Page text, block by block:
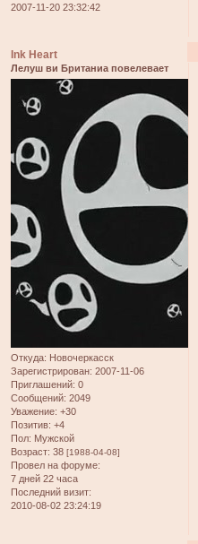
2007-11-20 23:32:42
Ink Heart
Лелуш ви Британиа повелевает
Откуда: Новочеркасск
Зарегистрирован: 2007-11-06
Приглашений: 0
Сообщений: 2049
Уважение: +30
Позитив: +4
Пол: Мужской
Возраст: 38 [1988-04-08]
Провел на форуме:
7 дней 22 часа
Последний визит:
2010-08-02 23:24:19